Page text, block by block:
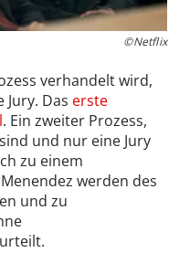
©Netflix
verhandelt wird,
Das erste
. Ein zweiter Prozess,
und nur eine Jury
zu einem
werden des
und zu